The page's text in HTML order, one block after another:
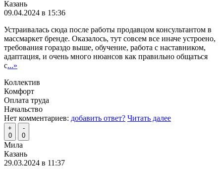
Казань
09.04.2024 в 15:36
Устраивалась сюда после работы продавцом консультантом в
массмаркет бренде. Оказалось, тут совсем все иначе устроено,
требования гораздо выше, обучение, работа с наставником,
адаптация, и очень много нюансов как правильно общаться
с...»
Коллектив
Комфорт
Оплата труда
Начальство
Нет комментариев: добавить ответ? Читать далее
+
0
-
0
Мила
Казань
29.03.2024 в 11:37